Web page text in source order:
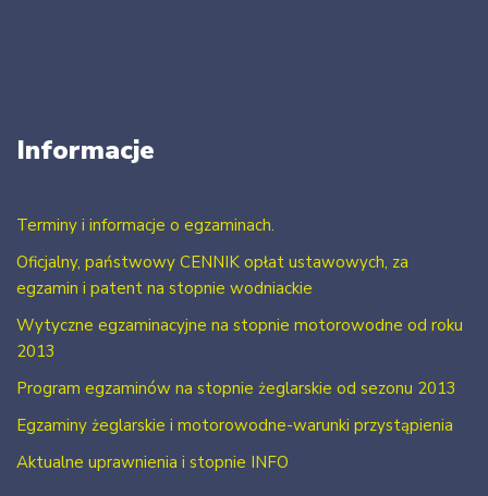
Informacje
Terminy i informacje o egzaminach.
Oficjalny, państwowy CENNIK opłat ustawowych, za
egzamin i patent na stopnie wodniackie
Wytyczne egzaminacyjne na stopnie motorowodne od roku
2013
Program egzaminów na stopnie żeglarskie od sezonu 2013
Egzaminy żeglarskie i motorowodne-warunki przystąpienia
Aktualne uprawnienia i stopnie INFO